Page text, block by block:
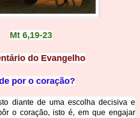
Mt 6,19-23
do Evangelho
por o coração?
diante de uma escolha decisiva e
o coração, isto é, em que engajar